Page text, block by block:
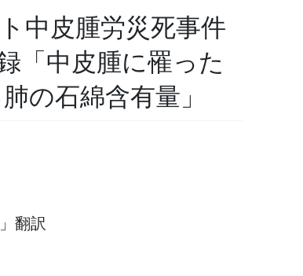
中皮腫労災死事件
「中皮腫に罹った
の石綿含有量」
翻訳